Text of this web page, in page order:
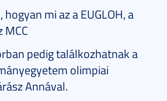
mi az a EUGLOH, a
MCC
pedig találkozhatnak a
olimpiai
Annával.